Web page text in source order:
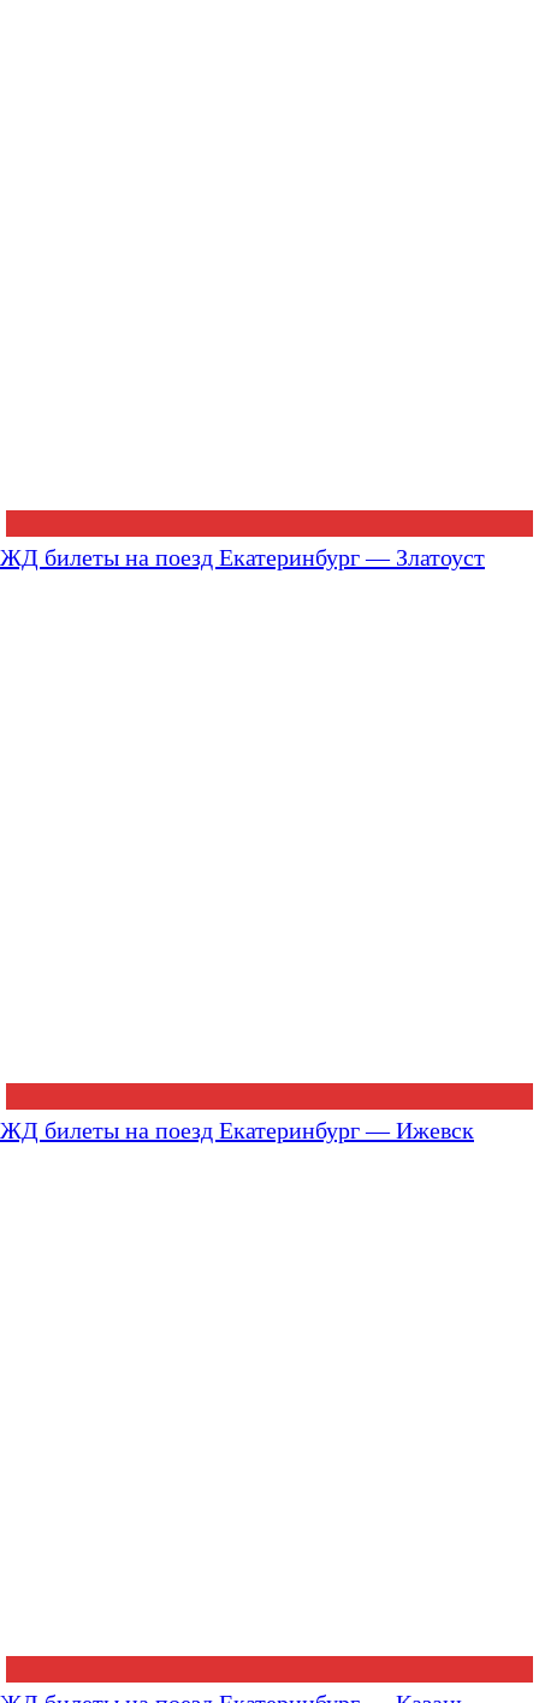
ЖД билеты на поезд Екатеринбург — Златоуст
ЖД билеты на поезд Екатеринбург — Ижевск